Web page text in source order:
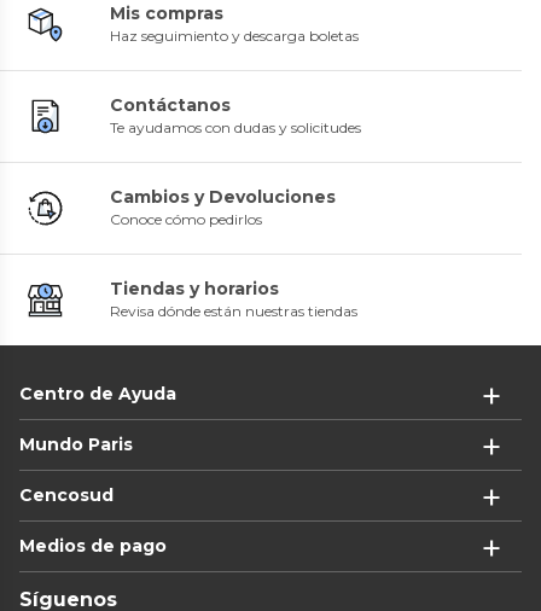
Mis compras
Haz seguimiento y descarga boletas
Contáctanos
Te ayudamos con dudas y solicitudes
Cambios y Devoluciones
Conoce cómo pedirlos
Tiendas y horarios
Revisa dónde están nuestras tiendas
Centro de Ayuda
Mundo Paris
Cencosud
Medios de pago
Síguenos